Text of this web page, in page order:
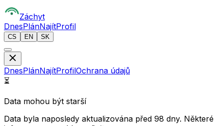
Záchyt
DnesPlánNajítProfil
CS EN SK
DnesPlánNajítProfilOchrana údajů
⏳
Data mohou být starší
Data byla naposledy aktualizována před 98 dny. Některé